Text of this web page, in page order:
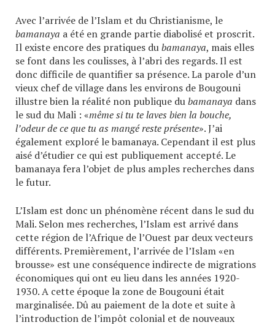
Avec l’arrivée de l’Islam et du Christianisme, le
bamanaya a été en grande partie diabolisé et proscrit.
Il existe encore des pratiques dubamanaya, mais elles
se font dans les coulisses, à l’abri des regards. Il est
donc difficile de quantifier sa présence. La parole d’un
vieux chef de village dans les environs de Bougouni
illustre bien la réalité non publique dubamanaya dans
le sud du Mali : «même si tu te laves bien la bouche,
l’odeur de ce que tu as mangé reste présente». J’ai
également exploré le bamanaya. Cependant il est plus
aisé d’étudier ce qui est publiquement accepté. Le
bamanaya fera l’objet de plus amples recherches dans
le futur.
L’Islam est donc un phénomène récent dans le sud du
Mali. Selon mes recherches, l’Islam est arrivé dans
cette région de l’Afrique de l’Ouest par deux vecteurs
différents. Premièrement, l’arrivée de l’Islam «en
brousse» est une conséquence indirecte de migrations
économiques qui ont eu lieu dans les années 1920-
1930. A cette époque la zone de Bougouni était
marginalisée. Dû au paiement de la dote et suite à
l’introduction de l’impôt colonial et de nouveaux